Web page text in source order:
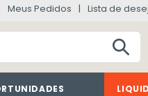
Meus Pedidos Lista de